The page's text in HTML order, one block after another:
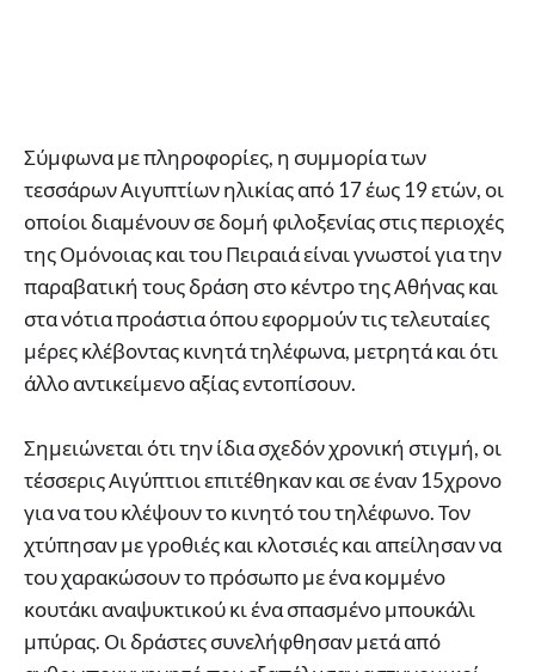
Σύμφωνα με πληροφορίες, η συμμορία των
τεσσάρων Αιγυπτίων ηλικίας από 17 έως 19 ετών, οι
οποίοι διαμένουν σε δομή φιλοξενίας στις περιοχές
της Ομόνοιας και του Πειραιά είναι γνωστοί για την
παραβατική τους δράση στο κέντρο της Αθήνας και
στα νότια προάστια όπου εφορμούν τις τελευταίες
μέρες κλέβοντας κινητά τηλέφωνα, μετρητά και ότι
άλλο αντικείμενο αξίας εντοπίσουν.
Σημειώνεται ότι την ίδια σχεδόν χρονική στιγμή, οι
τέσσερις Αιγύπτιοι επιτέθηκαν και σε έναν 15χρονο
για να του κλέψουν το κινητό του τηλέφωνο. Τον
χτύπησαν με γροθιές και κλοτσιές και απείλησαν να
του χαρακώσουν το πρόσωπο με ένα κομμένο
κουτάκι αναψυκτικού κι ένα σπασμένο μπουκάλι
μπύρας. Οι δράστες συνελήφθησαν μετά από